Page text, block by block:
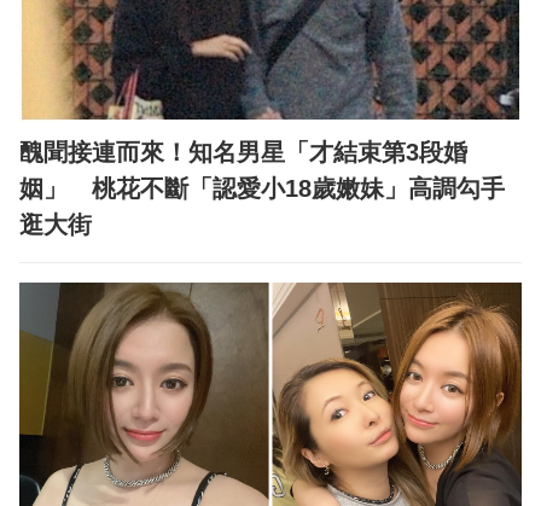
醜聞接連而來！知名男星「才結束第3段婚
姻」 桃花不斷「認愛小18歲嫩妹」高調勾手
逛大街